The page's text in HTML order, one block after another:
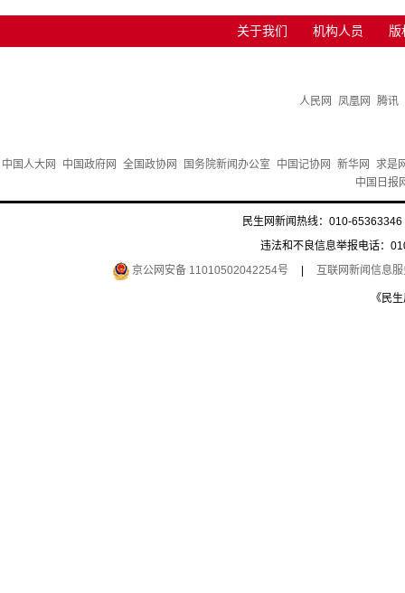
关于我们 机构人员 版
人民网 凤凰网 腾讯
中国人大网 中国政府网 全国政协网 国务院新闻办公室 中国记协网 新华网
求是
中国日报
民生网新闻热线：010-
违法和不良信息举报电话：
京公网安备 11010502042254号
互联网新闻信息
《民